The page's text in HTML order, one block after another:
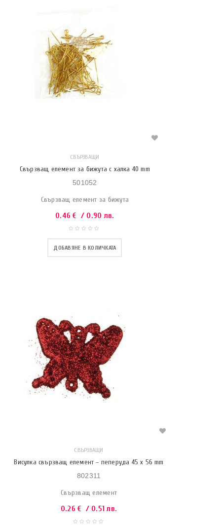
СВЪРЗВАЩИ
Свързващ елемент за бижута с халка 40 mm
501052
Свързващ елемент за бижута
0.46€ / 0.90 лв.
ДОБАВЯНЕ В КОЛИЧКАТА
СВЪРЗВАЩИ
Висулка свързващ елемент – пеперуда 45 х 56 mm
802311
Свързващ елемент
0.26€ / 0.51 лв.